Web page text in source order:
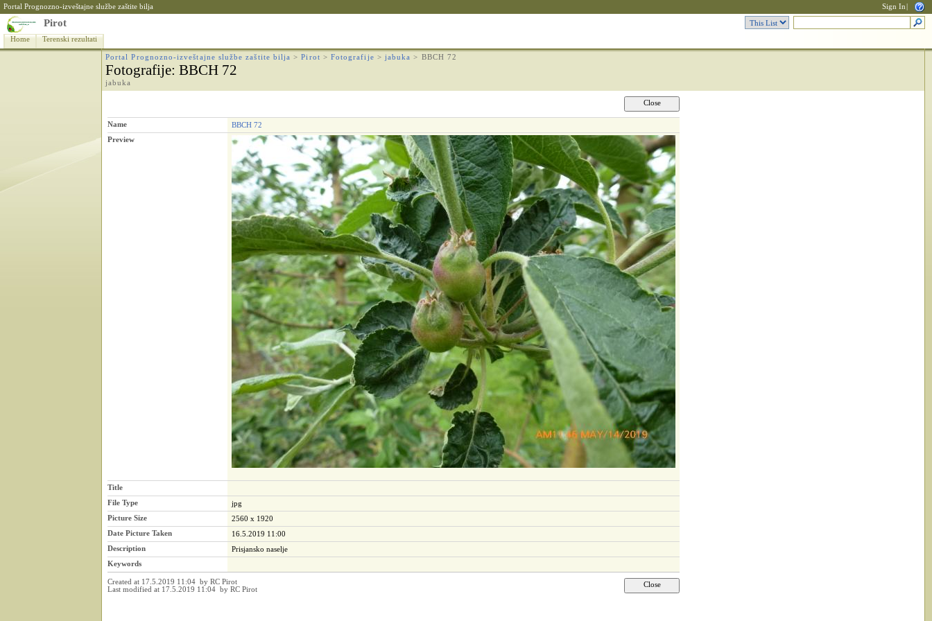
Portal Prognozno-izveštajne službe zaštite bilja Sign In
Pirot
Home Terenski rezultati
Portal Prognozno-izveštajne službe zaštite bilja >Pirot > Fotografije > jabuka > BBCH 72
Fotografije: BBCH 72
jabuka
Name
BBCH 72
Preview
Title
File Type
jpg
Picture Size
2560 x 1920
Date Picture Taken
16.5.2019 11:00
Description
Prisjansko naselje
Keywords
Created at 17.5.2019 11:04 by RC Pirot
Last modified at 17.5.2019 11:04 by RC Pirot